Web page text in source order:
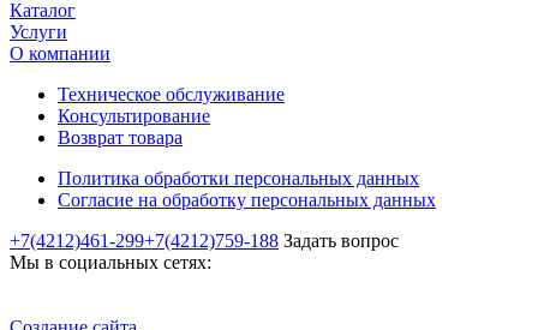
Каталог
Услуги
О компании
Техническое обслуживание
Консультирование
Возврат товара
Политика обработки персональных данных
Согласие на обработку персональных данных
+7(4212)461-299+7(4212)759-188 Задать вопрос
Мы в социальных сетях: